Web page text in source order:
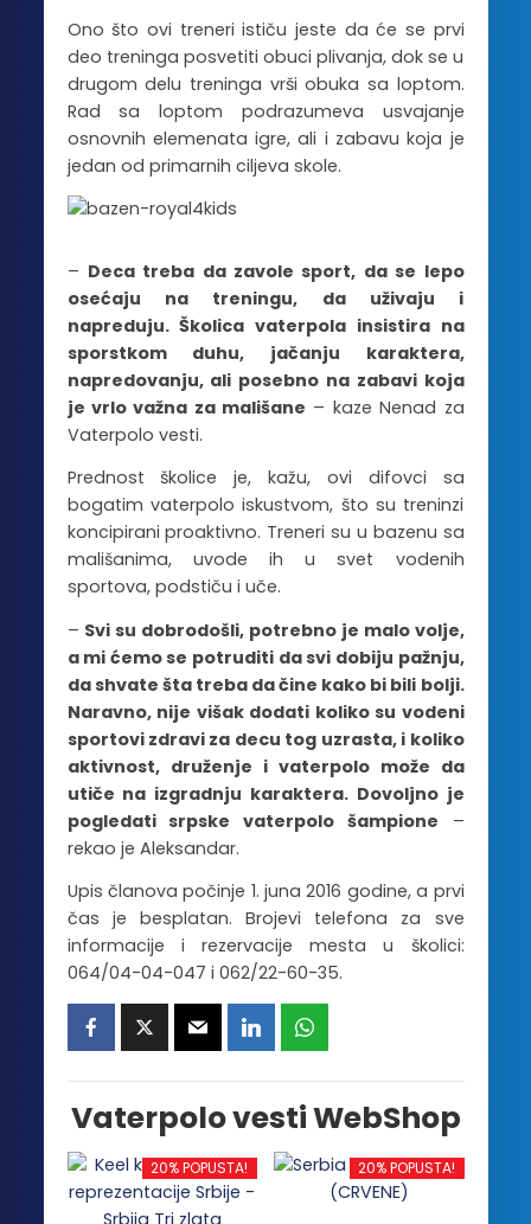
Ono što ovi treneri ističu jeste da će se prvi
deo treninga posvetiti obuci plivanja, dok se u
drugom delu treninga vrši obuka sa loptom.
Rad sa loptom podrazumeva usvajanje
osnovnih elemenata igre, ali i zabavu koja je
jedan od primarnih ciljeva skole.
– Deca treba da zavole sport, da se lepo
osećaju na treningu, da uživaju i
napreduju. Školica vaterpola insistira na
sporstkom duhu, jačanju karaktera,
napredovanju, ali posebno na zabavi koja
je vrlo važna za mališane – kaze Nenad za
Vaterpolo vesti.
Prednost školice je, kažu, ovi difovci sa
bogatim vaterpolo iskustvom, što su treninzi
koncipirani proaktivno. Treneri su u bazenu sa
mališanima, uvode ih u svet vodenih
sportova, podstiču i uče.
– Svi su dobrodošli, potrebno je malo volje,
a mi ćemo se potruditi da svi dobiju pažnju,
da shvate šta treba da čine kako bi bili bolji.
Naravno, nije višak dodati koliko su vodeni
sportovi zdravi za decu tog uzrasta, i koliko
aktivnost, druženje i vaterpolo može da
utiče na izgradnju karaktera. Dovoljno je
pogledati srpske vaterpolo šampione –
rekao je Aleksandar.
Upis članova počinje 1. juna 2016 godine, a prvi
čas je besplatan. Brojevi telefona za sve
informacije i rezervacije mesta u školici:
064/04-04-047 i 062/22-60-35.
Vaterpolo vesti WebShop
20% POPUSTA! 20% POPUSTA!